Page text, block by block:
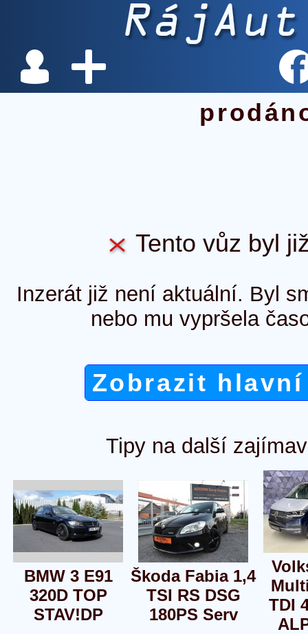
Tento vůz byl
Inzerát již není aktuální. Byl
nebo mu vypršela
Zobrazit
Tipy na další
BMW 3 E91
320D TOP
STAV!DP
Škoda Fabia 1,4
TSI RS DSG
180PS Serv
TDI